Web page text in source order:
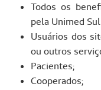
Todos os
pela Unimed
Usuários dos
ou outros
Pacientes;
Cooperados;